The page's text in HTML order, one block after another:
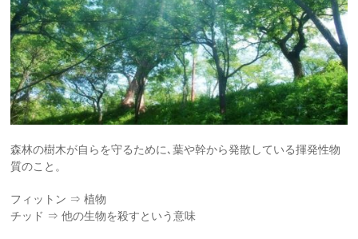
森林の樹木が自らを守るために､葉や幹から発散している揮発性物
質のこと。
フィットン ⇒ 植物
チッド ⇒ 他の生物を殺すという意味